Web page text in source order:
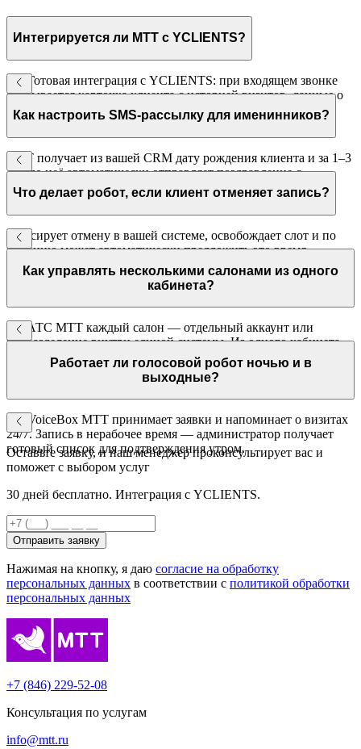
Интегрируется ли МТТ с YCLIENTS?
Да. Готовая интеграция с YCLIENTS: при входящем звонке
открывается карточка клиента с историей визитов, данные о
записях синхронизируются для напоминаний.
Как настроить SMS-рассылку для именинников?
МТТ получает из вашей CRM дату рождения клиента и за 1–3
дня до неё автоматически отправляет поздравление с
персональным предложением (скидка, бонус).
Что делает робот, если клиент отменяет запись?
Фиксирует отмену в вашей системе, освобождает слот и по
желанию может автоматически предложить это время
следующему клиенту из листа ожидания.
Как управлять несколькими салонами из одного
кабинета?
В ВАТС МТТ каждый салон — отдельный аккаунт или
подразделение внутри единой системы. Из одного кабинета
управляющий видит статистику по всем точкам и может
сравнивать их работу.
Работает ли голосовой робот ночью и в
выходные?
Да. VoiceBox МТТ принимает заявки и напоминает о визитах
24/7. Запись в нерабочее время — администратор получает
готовый список для подтверждения утром.
Оставьте заявку, и наш менеджер проконсультирует вас и
поможет с выбором услуг
30 дней бесплатно. Интеграция с YCLIENTS.
Отправить заявку
Нажимая на кнопку, я даю согласие на обработку
персональных данных в соответствии с политикой обработки
персональных данных
+7 (846) 229-52-08
Консультация по услугам
info@mtt.ru